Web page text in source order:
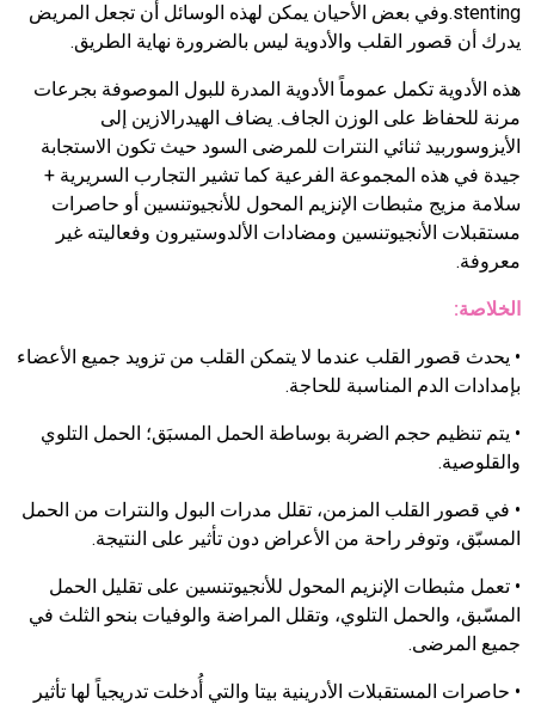
stenting
.وفي بعض الأحيان يمكن لهذه الوسائل أن تجعل المريض
يدرك أن قصور القلب والأدوية ليس بالضرورة نهاية الطريق.
هذه الأدوية تكمل عموماً الأدوية المدرة للبول الموصوفة بجرعات
مرنة للحفاظ على الوزن الجاف. يضاف الهيدرالازين إلى
الأيزوسوربيد ثنائي النترات للمرضى السود حيث تكون الاستجابة
جيدة في هذه المجموعة الفرعية كما تشير التجارب السريرية +
سلامة مزيج مثبطات الإنزيم المحول للأنجيوتنسين أو حاصرات
مستقبلات الأنجيوتنسين ومضادات الألدوستيرون وفعاليته غير
معروفة.
الخلاصة:
• يحدث قصور القلب عندما لا يتمكن القلب من تزويد جميع الأعضاء
بإمدادات الدم المناسبة للحاجة.
• يتم تنظيم حجم الضربة بوساطة الحمل المسبَق؛ الحمل التلوي
والقلوصية.
• في قصور القلب المزمن، تقلل مدرات البول والنترات من الحمل
المسبّق، وتوفر راحة من الأعراض دون تأثير على النتيجة.
• تعمل مثبطات الإنزيم المحول للأنجيوتنسين على تقليل الحمل
المسّبق، والحمل التلوي، وتقلل المراضة والوفيات بنحو الثلث في
جميع المرضى.
• حاصرات المستقبلات الأدرينية بيتا والتي أُدخلت تدريجياً لها تأثير